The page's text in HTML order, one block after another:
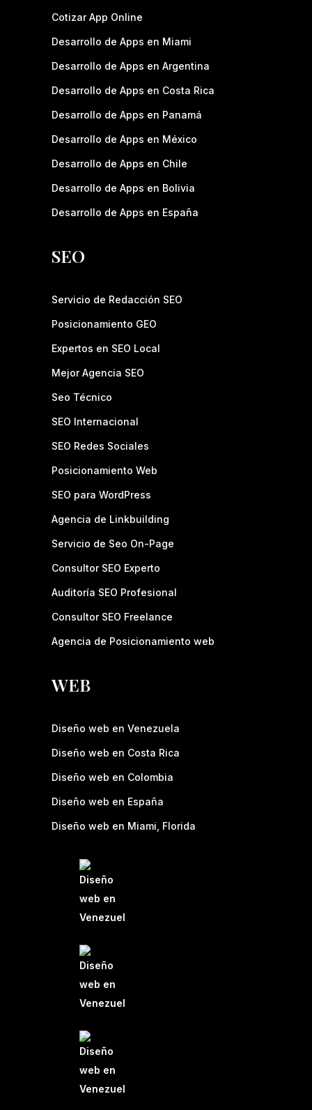
Cotizar App Online
Desarrollo de Apps en Miami
Desarrollo de Apps en Argentina
Desarrollo de Apps en Costa Rica
Desarrollo de Apps en Panamá
Desarrollo de Apps en México
Desarrollo de Apps en Chile
Desarrollo de Apps en Bolivia
Desarrollo de Apps en España
SEO
Servicio de Redacción SEO
Posicionamiento GEO
Expertos en SEO Local
Mejor Agencia SEO
Seo Técnico
SEO Internacional
SEO Redes Sociales
Posicionamiento Web
SEO para WordPress
Agencia de Linkbuilding
Servicio de Seo On-Page
Consultor SEO Experto
Auditoría SEO Profesional
Consultor SEO Freelance
Agencia de Posicionamiento web
WEB
Diseño web en Venezuela
Diseño web en Costa Rica
Diseño web en Colombia
Diseño web en España
Diseño web en Miami, Florida